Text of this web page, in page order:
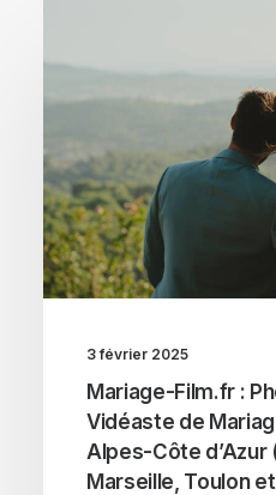
3 février 2025
Mariage-Film.fr :
Vidéaste de
Alpes-Côte d’Azur
Marseille, Toulon